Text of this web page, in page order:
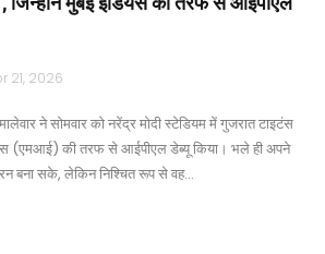
21, 2026
ने सोमवार को नरेंद्र मोदी स्टेडियम में गुजरात टाइटंस
(एमआई) की तरफ से आईपीएल डेब्यू किया। भले ही अपने
बना सके, लेकिन निश्चित रूप से वह…